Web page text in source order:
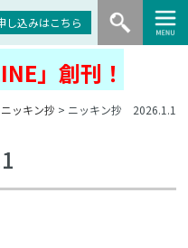
し込みはこちら
」創刊！
ニッキン抄 > ニッキン抄 2026.1.1